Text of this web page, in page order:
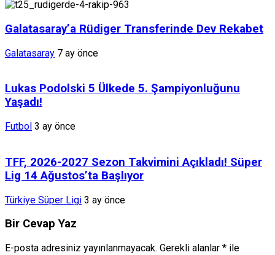
Galatasaray’a Rüdiger Transferinde Dev Rekabet
Galatasaray 7 ay önce
Lukas Podolski 5 Ülkede 5. Şampiyonluğunu
Yaşadı!
Futbol 3 ay önce
TFF, 2026-2027 Sezon Takvimini Açıkladı! Süper
Lig 14 Ağustos’ta Başlıyor
Türkiye Süper Ligi 3 ay önce
Bir Cevap Yaz
E-posta adresiniz yayınlanmayacak. Gerekli alanlar * ile